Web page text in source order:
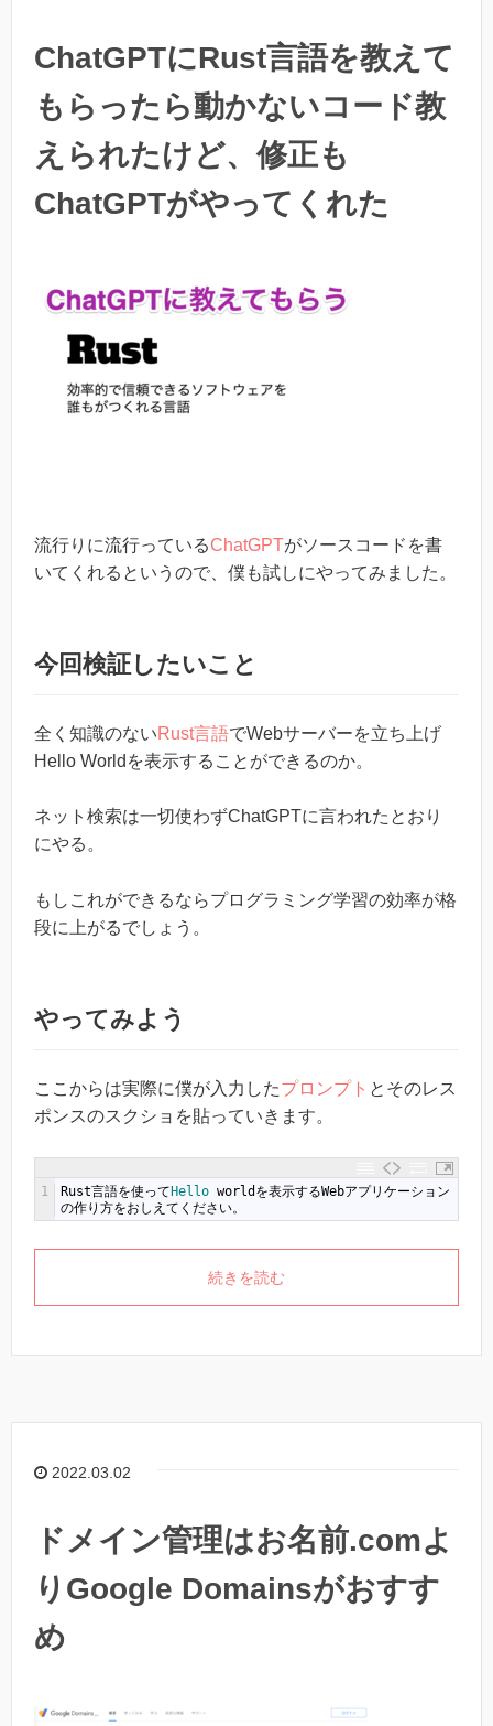
ChatGPTにRust言語を教えて
もらったら動かないコード教
えられたけど、修正も
ChatGPTがやってくれた
流行りに流行っているChatGPTがソースコードを書
いてくれるというので、僕も試しにやってみました。
今回検証したいこと
全く知識のないRust言語でWebサーバーを立ち上げ
Hello Worldを表示することができるのか。
ネット検索は一切使わずChatGPTに言われたとおり
にやる。
もしこれができるならプログラミング学習の効率が格
段に上がるでしょう。
やってみよう
ここからは実際に僕が入力したプロンプト とそのレス
ポンスのスクショを貼っていきます。
1 Rust言語を使って Hello world を表示するWebアプリケーション
の作り方をおしえてください。
続きを読む
2022.03.02
ドメイン管理はお名前.comよ
りGoogle Domainsがおすす
め